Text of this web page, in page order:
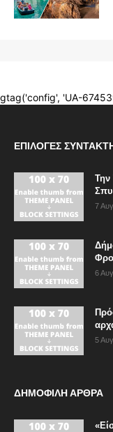
ΕΠΙΛΟΓΈΣ
Την
7
6
5
ΔΗΜΟΦΙΛΗ ΑΡΘΡΑ